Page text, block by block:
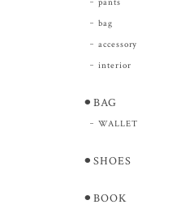
pants
bag
accessory
interior
⚫︎BAG
WALLET
⚫︎SHOES
⚫︎BOOK